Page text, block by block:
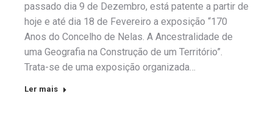
passado dia 9 de Dezembro, está patente a partir de
hoje e até dia 18 de Fevereiro a exposição “170
Anos do Concelho de Nelas. A Ancestralidade de
uma Geografia na Construção de um Território”.
Trata-se de uma exposição organizada…
Ler mais